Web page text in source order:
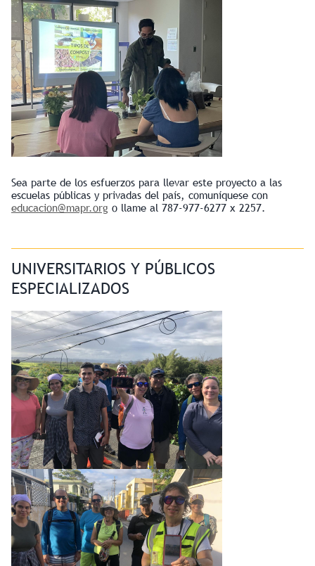
Sea parte de los esfuerzos para llevar este proyecto a las
escuelas públicas y privadas del país, comuníquese con
educacion@mapr.org o llame al 787-977-6277 x 2257.
UNIVERSITARIOS Y PÚBLICOS
ESPECIALIZADOS